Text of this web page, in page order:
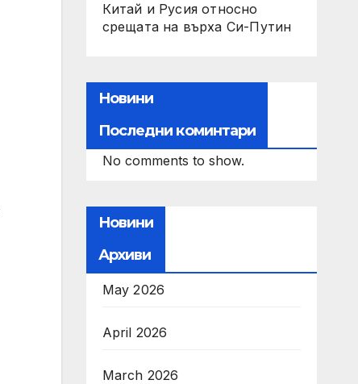
Китай и Русия относно
срещата на върха Си-Путин
Новини
Последни коминтари
No comments to show.
Новини
Архиви
May 2026
April 2026
March 2026